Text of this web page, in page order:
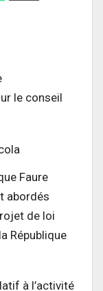
le conseil
Faure
abordés
de loi
République
à l’activité